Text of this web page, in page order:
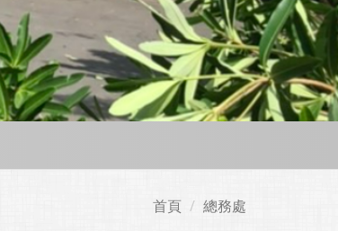
首頁 總務處